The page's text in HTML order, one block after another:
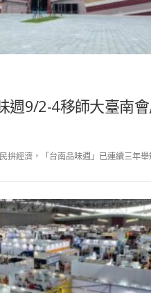
週9/2-4移師大臺南
拚經濟，「台南品味週」已連續三年